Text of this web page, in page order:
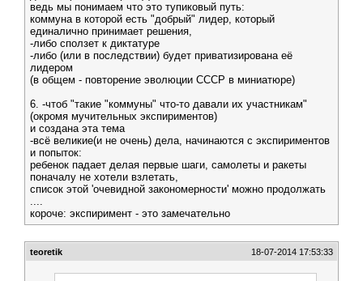
ведь мы понимаем что это тупиковый путь:
коммуна в которой есть "добрый" лидер, который
единалично принимает решения,
-либо сползет к диктатуре
-либо (или в последствии) будет приватизирована её
лидером
(в общем - повторение эволюции CCCР в миниатюре)
6. -чтоб "такие "коммуны" что-то давали их участникам"
(окромя мучительных экспириментов)
и создана эта тема
-всё великие(и не очень) дела, начинаются с экспириментов
и попыток:
ребенок падает делая первые шаги, самолеты и ракеты
поначалу не хотели взлетать,
список этой 'очевидной закономерности' можно продолжать
....
короче: экспиримент - это замечательно
teoretik 18-07-2014 17:53:33